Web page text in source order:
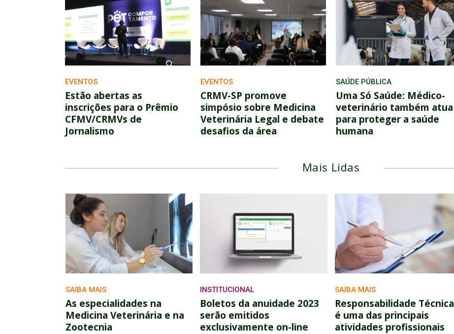
EVENTOS
Estão abertas as
inscrições para o Prêmio
CFMV/CRMVs de
Jornalismo
EVENTOS
CRMV-SP promove
simpósio sobre Medicina
Veterinária Legal e debate
desafios da área
SAÚDE PÚBLICA
Uma Só Saúde: Médico-
veterinário também atua
para proteger a saúde
humana
Mais Lidas
SAIBA MAIS
As especialidades na
Medicina Veterinária e na
Zootecnia
INSTITUCIONAL
Boletos da anuidade 2023
serão emitidos
exclusivamente on-line
SAIBA MAIS
Responsabilidade Técnica
é uma das principais
atividades profissionais